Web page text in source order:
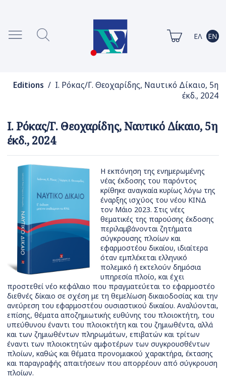
Editions / Ι. Ρόκας/Γ. Θεοχαρίδης, Ναυτικό Δίκαιο, 5η
έκδ., 2024
Ι. Ρόκας/Γ. Θεοχαρίδης, Ναυτικό Δίκαιο, 5η
έκδ., 2024
Η εκπόνηση της ενημερωμένης
νέας έκδοσης του παρόντος
κρίθηκε αναγκαία κυρίως λόγω της
έναρξης ισχύος του νέου ΚΙΝΔ
τον Μάιο 2023. Στις νέες
θεματικές της παρούσης έκδοσης
περιλαμβάνονται ζητήματα
σύγκρουσης πλοίων και
εφαρμοστέου δικαίου, ιδιαίτερα
όταν εμπλέκεται ελληνικό
πολεμικό ή εκτελούν δημόσια
υπηρεσία πλοίο, και έχει
προστεθεί νέο κεφάλαιο που πραγματεύεται το εφαρμοστέο
διεθνές δίκαιο σε σχέση με τη θεμελίωση δικαιοδοσίας και την
ανεύρεση του εφαρμοστέου ουσιαστικού δικαίου. Αναλύονται,
επίσης, θέματα αποζημιωτικής ευθύνης του πλοιοκτήτη, του
υπεύθυνου έναντι του πλοιοκτήτη και του ζημιωθέντα, αλλά
και των ζημιωθέντων πληρωμάτων, επιβατών και τρίτων
έναντι των πλοιοκτητών αμφοτέρων των συγκρουσθέντων
πλοίων, καθώς και θέματα προνομιακού χαρακτήρα, έκτασης
και παραγραφής απαιτήσεων που απορρέουν από σύγκρουση
πλοίων.